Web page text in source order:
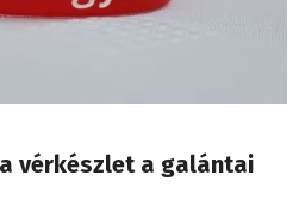
vérkészlet a galántai